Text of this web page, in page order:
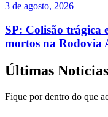
3 de agosto, 2026
SP: Colisão trágica
mortos na Rodovia
Últimas Notícias
Fique por dentro do que